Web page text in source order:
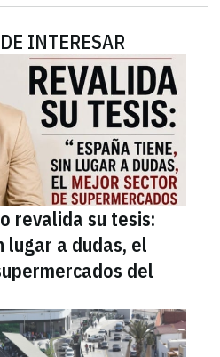
INTERESAR
revalida su tesis:
lugar a dudas, el
del